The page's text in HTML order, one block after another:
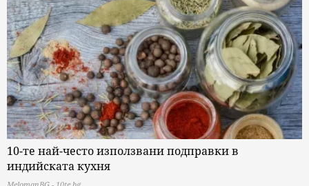
10-те най-често използвани подправки в
индийската кухня